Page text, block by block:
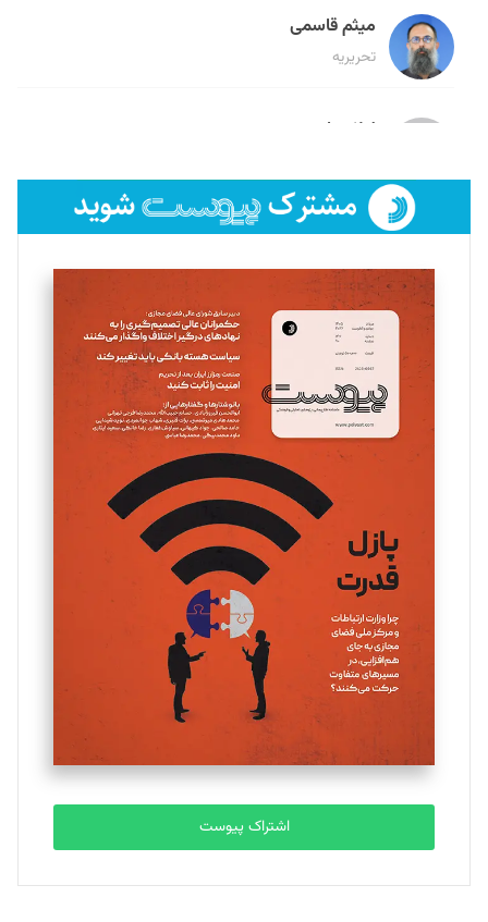
میثم قاسمی
تحریریه
لیلا حنارود
فائزه فتحی رستمی
تحریریه
سروش کرمیان
تحریریه
مینا پاکدل
یسنا امان‌پور
تحریریه
ملینا جعفری
تحریریه
مصطفی مسجدی آرانی
تحریریه
بابک نقاش
تحریریه
اشتراک پیوست